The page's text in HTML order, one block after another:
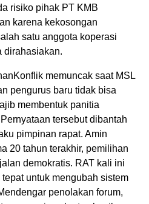
risiko pihak PT KMB
karena kekosongan
satu anggota koperasi
dirahasiakan.
memuncak saat MSL
pengurus baru tidak bisa
membentuk panitia
tersebut dibantah
pimpinan rapat. Amin
20 tahun terakhir, pemilihan
demokratis. RAT kali ini
untuk mengubah sistem
penolakan forum,